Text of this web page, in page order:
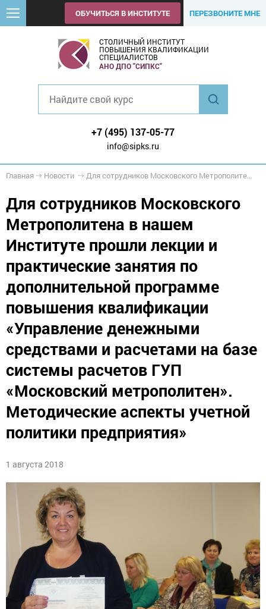
ОБУЧИТЬСЯ В ИНСТИТУТЕ ПЕРЕЗВОНИТЕ МНЕ
СТОЛИЧНЫЙ ИНСТИТУТ
ПОВЫШЕНИЯ КВАЛИФИКАЦИИ
СПЕЦИАЛИСТОВ
АНО ДПО "СИПКС"
+7 (495) 137-05-77
info@sipks.ru
Главная Новости Для сотрудников Московского Метрополитена прошли лекции и практические занятия по дополнительной программе повышения квалификации
Для сотрудников Московского
Метрополитена в нашем
Институте прошли лекции и
практические занятия по
дополнительной программе
повышения квалификации
«Управление денежными
средствами и расчетами на базе
системы расчетов ГУП
«Московский метрополитен».
Методические аспекты учетной
политики предприятия»
1 августа 2018